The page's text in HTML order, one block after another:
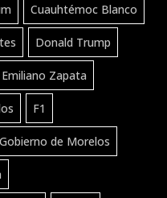
Cuauhtémoc Blanco
Donald Trump
Emiliano Zapata
F1
Gobierno de Morelos